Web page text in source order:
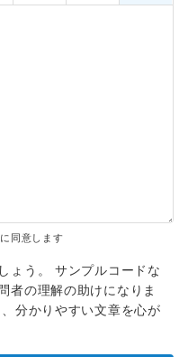
同意します
ょう。 サンプルコードな
者の理解の助けになりま
分かりやすい文章を心が